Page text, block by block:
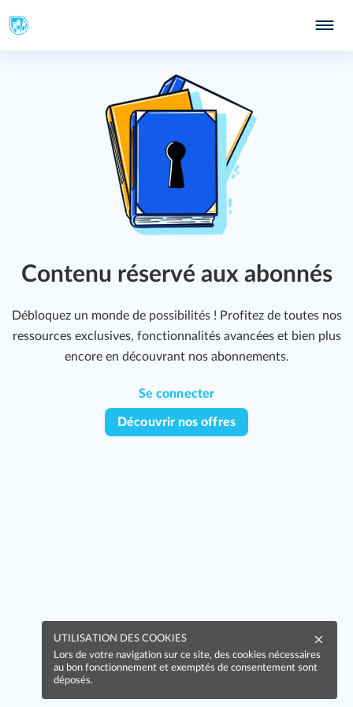
Contenu réservé aux abonnés
Débloquez un monde de possibilités ! Profitez de toutes nos
ressources exclusives, fonctionnalités avancées et bien plus
encore en découvrant nos abonnements.
Se connecter
Découvrir nos offres
UTILISATION DES COOKIES
Lors de votre navigation sur ce site, des cookies nécessaires
au bon fonctionnement et exemptés de consentement sont
déposés.